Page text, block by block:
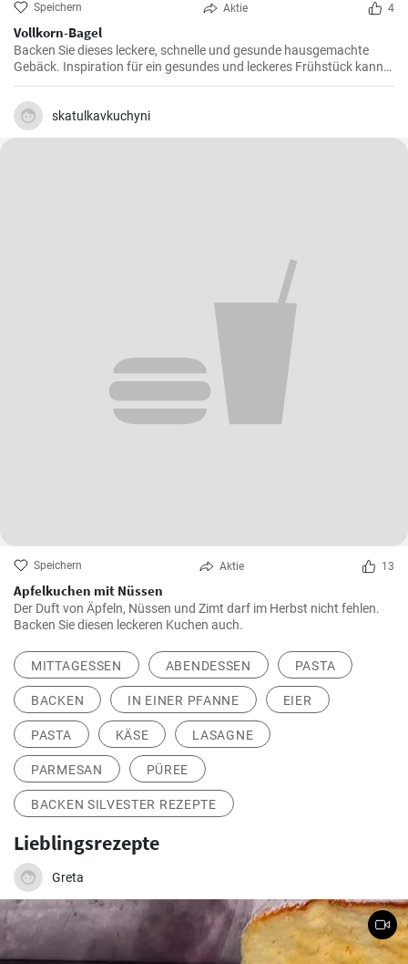
Speichern Aktie 4
Vollkorn-Bagel
Backen Sie dieses leckere, schnelle und gesunde hausgemachte
Gebäck. Inspiration für ein gesundes und leckeres Frühstück kann
man nie genug haben.
skatulkavkuchyni
Speichern Aktie 13
Apfelkuchen mit Nüssen
Der Duft von Äpfeln, Nüssen und Zimt darf im Herbst nicht fehlen.
Backen Sie diesen leckeren Kuchen auch.
MITTAGESSEN ABENDESSEN PASTA
BACKEN IN EINER PFANNE EIER
PASTA KÄSE LASAGNE
PARMESAN PÜREE
BACKEN SILVESTER REZEPTE
Lieblingsrezepte
Greta